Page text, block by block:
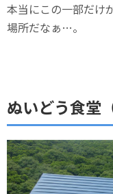
本当にこの一部だけ
場所だなぁ…。
ぬいどう食堂